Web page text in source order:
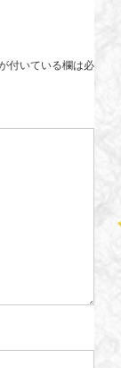
付いている欄は必